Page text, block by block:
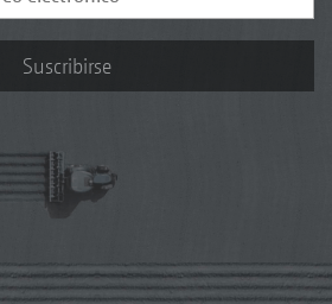
Suscribirse